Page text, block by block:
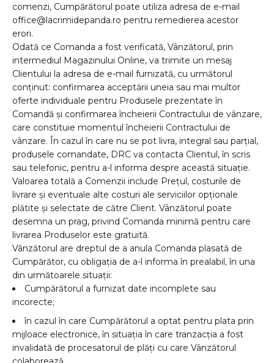
comenzi, Cumpărătorul poate utiliza adresa de e-mail
office@lacrimidepanda.ro pentru remedierea acestor
erori.
Odată ce Comanda a fost verificată, Vânzătorul, prin
intermediul Magazinului Online, va trimite un mesaj
Clientului la adresa de e-mail furnizată, cu următorul
conținut: confirmarea acceptării uneia sau mai multor
oferte individuale pentru Produsele prezentate în
Comandă și confirmarea încheierii Contractului de vânzare,
care constituie momentul încheierii Contractului de
vânzare. În cazul în care nu se pot livra, integral sau parțial,
produsele comandate, DRC va contacta Clientul, în scris
sau telefonic, pentru a-l informa despre această situație.
Valoarea totală a Comenzii include Prețul, costurile de
livrare și eventuale alte costuri ale serviciilor opționale
pl ătite și selectate de către Client. Vânzătorul poate
desemna un prag, privind Comanda minimă pentru care
livrarea Produselor este gratuită.
Vânzătorul are dreptul de a anula Comanda plasată de
Cumpărător, cu obligația de a-l informa în prealabil, în una
din următoarele situații:
Cumpărătorul a furnizat date incomplete sau
incorecte;
în cazul în care Cumpărătorul a optat pentru plata prin
mijloace electronice, în situația în care tranzacția a fost
invalidată de procesatorul de plăți cu care Vânzătorul